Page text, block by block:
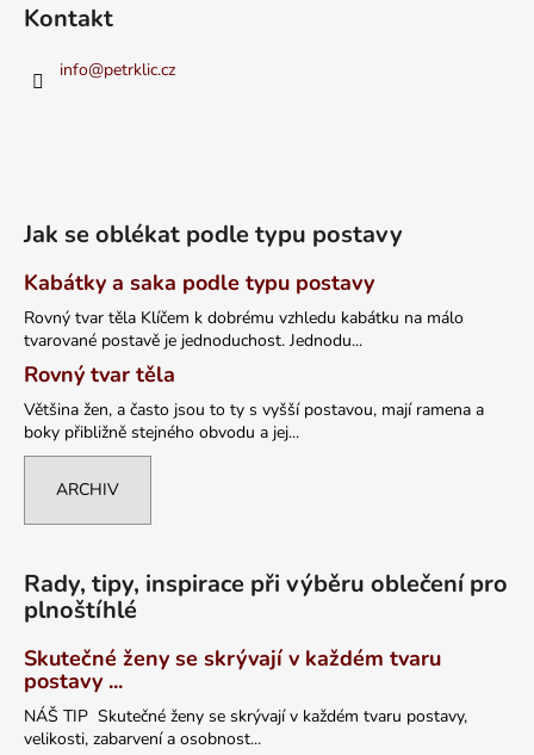
Kontakt
info@petrklic.cz
Jak se oblékat podle typu postavy
Kabátky a saka podle typu postavy
Rovný tvar těla Klíčem k dobrému vzhledu kabátku na málo
tvarované postavě je jednoduchost. Jednodu...
Rovný tvar těla
Většina žen, a často jsou to ty s vyšší postavou, mají ramena a
boky přibližně stejného obvodu a jej...
ARCHIV
Rady, tipy, inspirace při výběru oblečení pro
plnoštíhlé
Skutečné ženy se skrývají v každém tvaru
postavy ...
NÁŠ TIP Skutečné ženy se skrývají v každém tvaru postavy,
velikosti, zabarvení a osobnost...